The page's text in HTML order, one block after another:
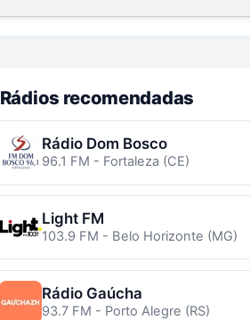
Rádios recomendadas
Rádio Dom Bosco
96.1 FM - Fortaleza (CE)
Light FM
103.9 FM - Belo Horizonte (MG)
Rádio Gaúcha
93.7 FM - Porto Alegre (RS)